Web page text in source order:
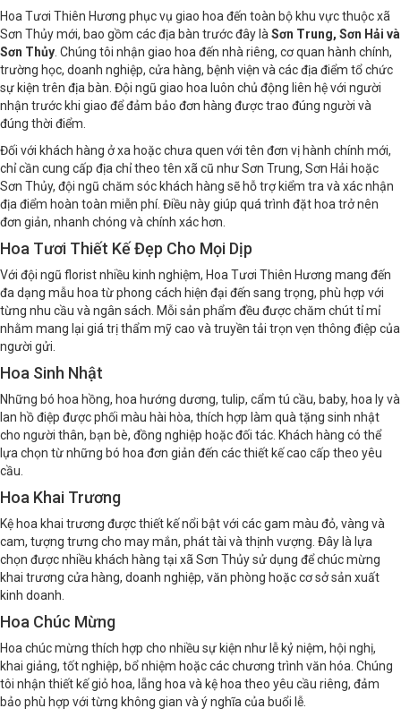
Hoa Tươi Thiên Hương phục vụ giao hoa đến toàn bộ khu vực thuộc xã
Sơn Thủy mới, bao gồm các địa bàn trước đây là Sơn Trung, Sơn Hải và
Sơn Thủy . Chúng tôi nhận giao hoa đến nhà riêng, cơ quan hành chính,
trường học, doanh nghiệp, cửa hàng, bệnh viện và các địa điểm tổ chức
sự kiện trên địa bàn. Đội ngũ giao hoa luôn chủ động liên hệ với người
nhận trước khi giao để đảm bảo đơn hàng được trao đúng người và
đúng thời điểm.
Đối với khách hàng ở xa hoặc chưa quen với tên đơn vị hành chính mới,
chỉ cần cung cấp địa chỉ theo tên xã cũ như Sơn Trung, Sơn Hải hoặc
Sơn Thủy, đội ngũ chăm sóc khách hàng sẽ hỗ trợ kiểm tra và xác nhận
địa điểm hoàn toàn miễn phí. Điều này giúp quá trình đặt hoa trở nên
đơn giản, nhanh chóng và chính xác hơn.
Hoa Tươi Thiết Kế Đẹp Cho Mọi Dịp
Với đội ngũ florist nhiều kinh nghiệm, Hoa Tươi Thiên Hương mang đến
đa dạng mẫu hoa từ phong cách hiện đại đến sang trọng, phù hợp với
từng nhu cầu và ngân sách. Mỗi sản phẩm đều được chăm chút tỉ mỉ
nhằm mang lại giá trị thẩm mỹ cao và truyền tải trọn vẹn thông điệp của
người gửi.
Hoa Sinh Nhật
Những bó hoa hồng, hoa hướng dương, tulip, cẩm tú cầu, baby, hoa ly và
lan hồ điệp được phối màu hài hòa, thích hợp làm quà tặng sinh nhật
cho người thân, bạn bè, đồng nghiệp hoặc đối tác. Khách hàng có thể
lựa chọn từ những bó hoa đơn giản đến các thiết kế cao cấp theo yêu
cầu.
Hoa Khai Trương
Kệ hoa khai trương được thiết kế nổi bật với các gam màu đỏ, vàng và
cam, tượng trưng cho may mắn, phát tài và thịnh vượng. Đây là lựa
chọn được nhiều khách hàng tại xã Sơn Thủy sử dụng để chúc mừng
khai trương cửa hàng, doanh nghiệp, văn phòng hoặc cơ sở sản xuất
kinh doanh.
Hoa Chúc Mừng
Hoa chúc mừng thích hợp cho nhiều sự kiện như lễ kỷ niệm, hội nghị,
khai giảng, tốt nghiệp, bổ nhiệm hoặc các chương trình văn hóa. Chúng
tôi nhận thiết kế giỏ hoa, lẵng hoa và kệ hoa theo yêu cầu riêng, đảm
bảo phù hợp với từng không gian và ý nghĩa của buổi lễ.